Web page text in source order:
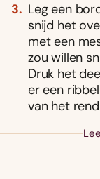
Leg een
snijd het
met een
zou willen
Druk het
er een
van het